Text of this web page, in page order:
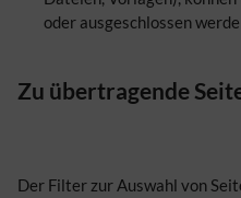
oder ausgeschlossen
Zu übertragende
Der Filter zur Auswahl von